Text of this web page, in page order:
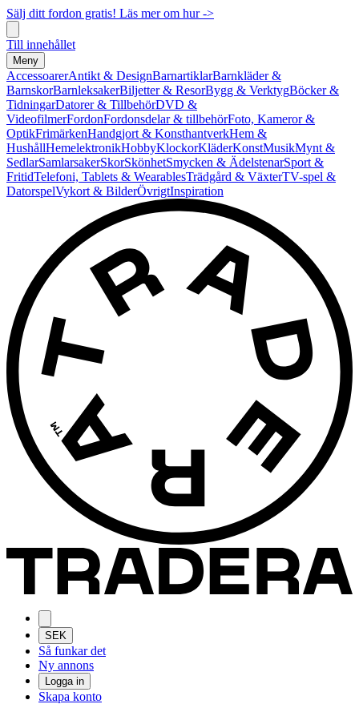
Sälj ditt fordon gratis! Läs mer om hur ->
Till innehållet
Meny
AccessoarerAntikt & DesignBarnartiklarBarnkläder &
BarnskorBarnleksakerBiljetter & ResorBygg & VerktygBöcker &
TidningarDatorer & TillbehörDVD &
VideofilmerFordonFordonsdelar & tillbehörFoto, Kameror &
OptikFrimärkenHandgjort & KonsthantverkHem &
HushållHemelektronikHobbyKlockorKläderKonstMusikMynt &
SedlarSamlarsakerSkorSkönhetSmycken & ÄdelstenarSport &
FritidTelefoni, Tablets & WearablesTrädgård & VäxterTV-spel &
DatorspelVykort & BilderÖvrigtInspiration
SEK
Så funkar det
Ny annons
Logga in
Skapa konto